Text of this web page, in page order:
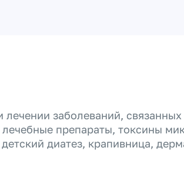
заболеваний,
препараты, токсины
диатез, крапивница,